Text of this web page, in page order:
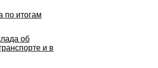
по итогам
об
и в